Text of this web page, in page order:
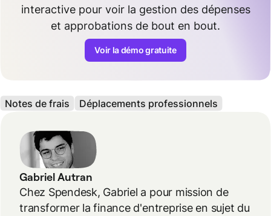
interactive pour voir la gestion des dépenses
et approbations de bout en bout.
Voir la démo gratuite
Notes de frais Déplacements professionnels
Gabriel Autran
Chez Spendesk, Gabriel a pour mission de
transformer la finance d'entreprise en sujet du